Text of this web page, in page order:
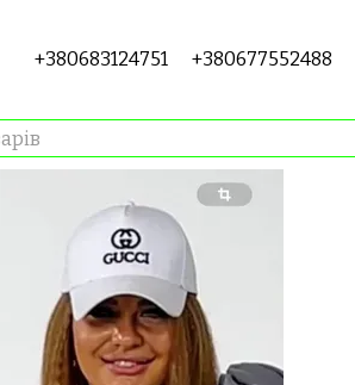
+380683124751 +380677552488